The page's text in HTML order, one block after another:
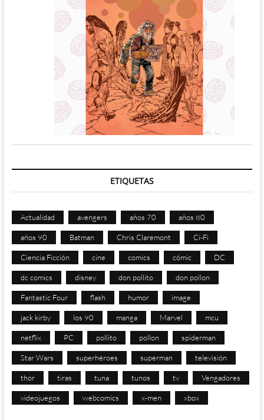
ETIQUETAS
Actualidad avengers años 70 años 80
años 90 Batman Chris Claremont Ci-Fi
Ciencia Ficción cine comics cómic DC
dc comics disney don pollito don pollon
Fantastic Four flash humor image
jack kirby los 90 manga Marvel mcu
netflix PC pollito pollon spiderman
Star Wars superhéroes superman televisión
thor tiras tuna tunos tv Vengadores
videojuegos webcomics x-men xbox